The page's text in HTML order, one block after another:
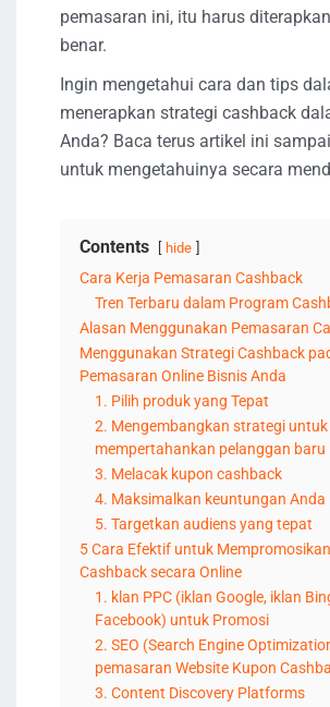
pemasaran ini, itu harus
benar.
Ingin mengetahui cara dan tips
menerapkan strategi cashback
Anda? Baca terus artikel ini
untuk mengetahuinya secara
Contents hide
Cara Kerja Pemasaran Cashback
Tren Terbaru dalam Program
Alasan Menggunakan Pemasaran
Menggunakan Strategi Cashback
Pemasaran Online Bisnis Anda
1. Pilih produk yang Tepat
2. Mengembangkan strategi untuk
mempertahankan pelanggan baru
3. Melacak kupon cashback
4. Maksimalkan keuntungan Anda
5. Targetkan audiens yang tepat
5 Cara Efektif untuk
Cashback secara Online
1. klan PPC (iklan Google, iklan
Facebook) untuk Promosi
2. SEO (Search Engine
pemasaran Website Kupon
3. Content Discovery Platforms